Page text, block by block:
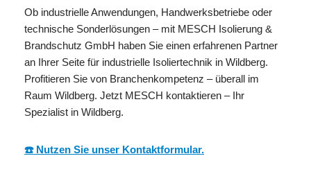
Ob industrielle Anwendungen, Handwerksbetriebe oder
technische Sonderlösungen – mit MESCH Isolierung &
Brandschutz GmbH haben Sie einen erfahrenen Partner
an Ihrer Seite für industrielle Isoliertechnik in Wildberg.
Profitieren Sie von Branchenkompetenz – überall im
Raum Wildberg. Jetzt MESCH kontaktieren – Ihr
Spezialist in Wildberg.
☎️ Nutzen Sie unser Kontaktformular.